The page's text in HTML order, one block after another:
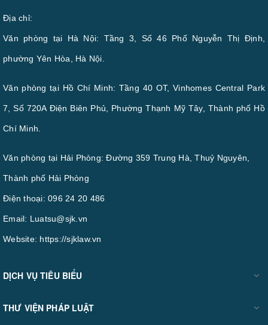
Địa chỉ:
Văn phòng tại Hà Nội: Tầng 3, Số 46 Phố Nguyễn Thị Định,
phường Yên Hòa, Hà Nội.
Văn phòng tại Hồ Chí Minh: Tầng 40 OT, Vinhomes Central Park
7, Số 720A Điện Biên Phủ, Phường Thạnh Mỹ Tây, Thành phố Hồ
Chí Minh.
Văn phòng tại Hải Phòng: Đường 359 Trung Hà, Thuỷ Nguyên,
Thành phố Hải Phòng
Điện thoại: 096 24 20 486
Email: Luatsu@sjk.vn
Website: https://sjklaw.vn
DỊCH VỤ TIÊU BIỂU
THƯ VIỆN PHÁP LUẬT